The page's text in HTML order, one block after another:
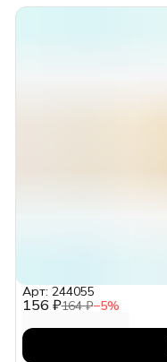
156 ₽164 ₽−5%
Арт: 244055